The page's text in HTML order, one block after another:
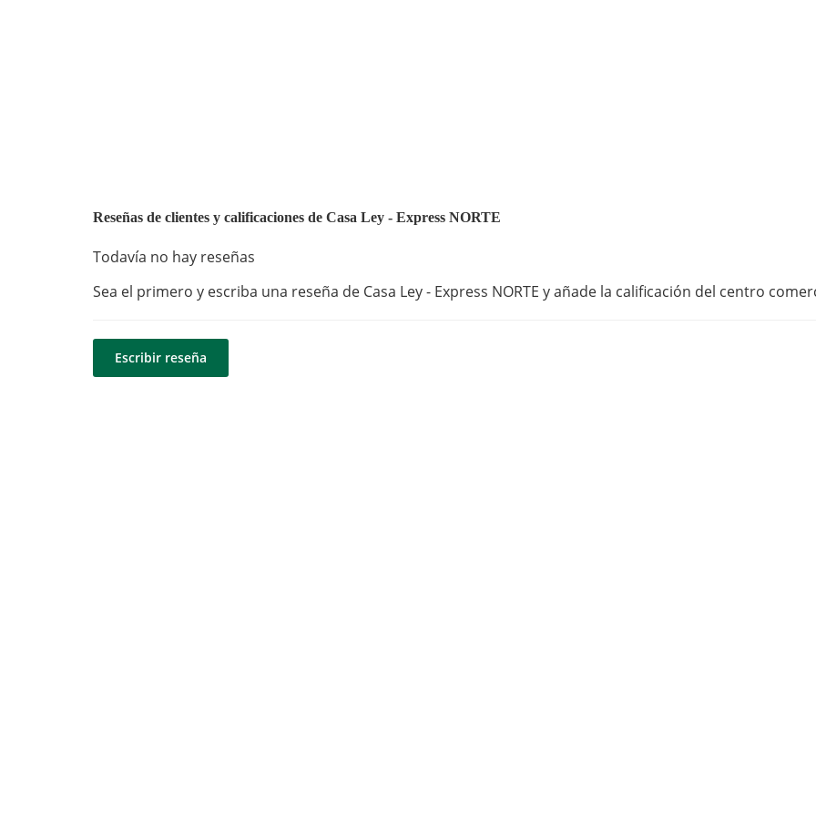
Reseñas de clientes y calificaciones de Casa Ley - Express NORTE
Todavía no hay reseñas
Sea el primero y escriba una reseña de Casa Ley - Express NORTE y añade la calificación del centro
Escribir reseña